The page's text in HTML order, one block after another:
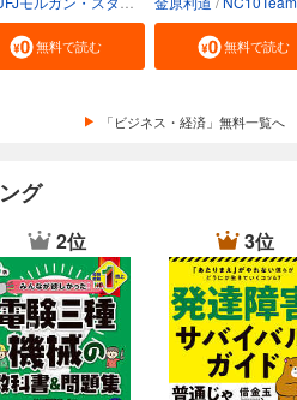
無料で読む 無料で読む
「ビジネス・経済」無料一覧へ
グ
2位 3位